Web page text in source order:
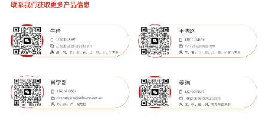
联系我们获取更多产品信息